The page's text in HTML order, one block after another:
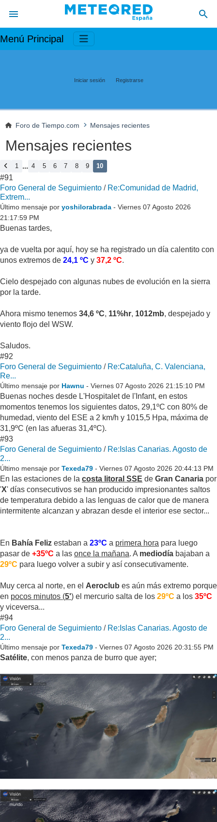
Menú Principal
Iniciar sesión Registrarse
Foro de Tiempo.com Mensajes recientes
Mensajes recientes
1 ... 4 5 6 7 8 9 10
#91
Foro General de Seguimiento / Re:Comunidad de Madrid,
Extrem...
Último mensaje por yoshilorabrada - Viernes 07 Agosto 2026
21:17:59 PM
Buenas tardes,
ya de vuelta por aquí, hoy se ha registrado un día calentito con
unos extremos de 24,1 ºC y 37,2 ºC.
Cielo despejado con algunas nubes de evolución en la sierra
por la tarde.
Ahora mismo tenemos 34,6 ºC, 11%hr, 1012mb, despejado y
viento flojo del WSW.
Saludos.
#92
Foro General de Seguimiento / Re:Cataluña, C. Valenciana,
Re...
Último mensaje por Hawnu - Viernes 07 Agosto 2026 21:15:10 PM
Buenas noches desde L'Hospitalet de l'Infant, en estos
momentos tenemos los siguientes datos, 29,1ºC con 80% de
humedad, viento del ESE a 2 km/h y 1015,5 Hpa, máxima de
31,9ºC (en las afueras 31,4ºC).
#93
Foro General de Seguimiento / Re:Islas Canarias. Agosto de
2...
Último mensaje por Texeda79 - Viernes 07 Agosto 2026 20:44:13 PM
En las estaciones de la costa litoral SSE de Gran Canaria por
'X' días consecutivos se han producido impresionantes saltos
de temperatura debido a las lenguas de calor que de manera
intermitente alcanzan y abrazan desde el interior ese sector...
En Bahía Feliz estaban a 23ºC a primera hora para luego
pasar de +35ºC a las once la mañana. A mediodía bajaban a
29ºC para luego volver a subir y así consecutivamente.
Muy cerca al norte, en el Aeroclub es aún más extremo porque
en pocos minutos (5') el mercurio salta de los 29ºC a los 35ºC
y viceversa...
#94
Foro General de Seguimiento / Re:Islas Canarias. Agosto de
2...
Último mensaje por Texeda79 - Viernes 07 Agosto 2026 20:31:55 PM
Satélite, con menos panza de burro que ayer;